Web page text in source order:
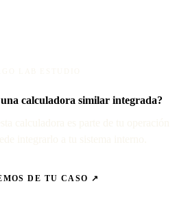
calculadora similar integrada?
DE TU CASO ↗